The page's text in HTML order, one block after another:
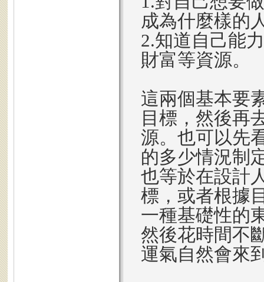
成為什麼樣的
2.知道自己能
財富等資源。
這兩個基本要
目標，然後再
源。也可以先
的多少情況制
也等於在設計
標，或者根據
一種基礎性的
然後花時間不
運氣自然會來